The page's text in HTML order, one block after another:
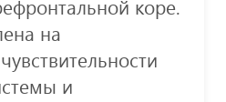
коре.
на
и